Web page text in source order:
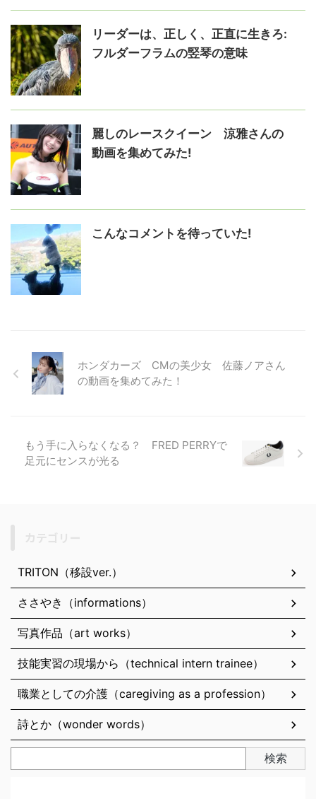
リーダーは、正しく、正直に生きろ:
フルダーフラムの竪琴の意味
麗しのレースクイーン 涼雅さんの
動画を集めてみた!
こんなコメントを待っていた!
ホンダカーズ CMの美少女 佐藤ノアさん
の動画を集めてみた！
もう手に入らなくなる？ FRED PERRYで
足元にセンスが光る
TRITON（移設ver.）
ささやき（informations）
写真作品（art works）
技能実習の現場から（technical intern trainee）
職業としての介護（caregiving as a profession）
詩とか（wonder words）
検索